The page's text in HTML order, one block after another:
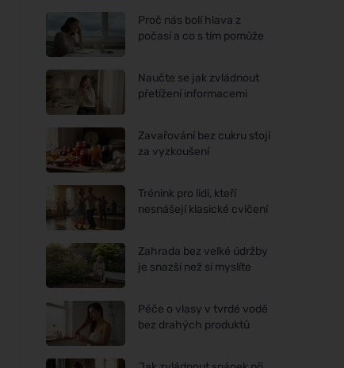
Proč nás bolí hlava z
počasí a co s tím pomůže
Naučte se jak zvládnout
přetížení informacemi
Zavařování bez cukru stojí
za vyzkoušení
Trénink pro lidi, kteří
nesnášejí klasické cvičení
Zahrada bez velké údržby
je snazší než si myslíte
Péče o vlasy v tvrdé vodě
bez drahých produktů